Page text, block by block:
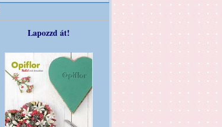
Lapozzd át!